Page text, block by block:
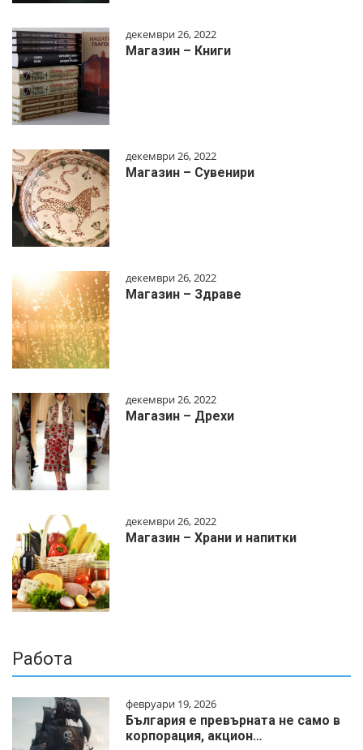
декември 26, 2022
Магазин – Книги
декември 26, 2022
Магазин – Сувенири
декември 26, 2022
Магазин – Здраве
декември 26, 2022
Магазин – Дрехи
декември 26, 2022
Магазин – Храни и напитки
Работа
февруари 19, 2026
България е превърната не само в
корпорация, акцион…